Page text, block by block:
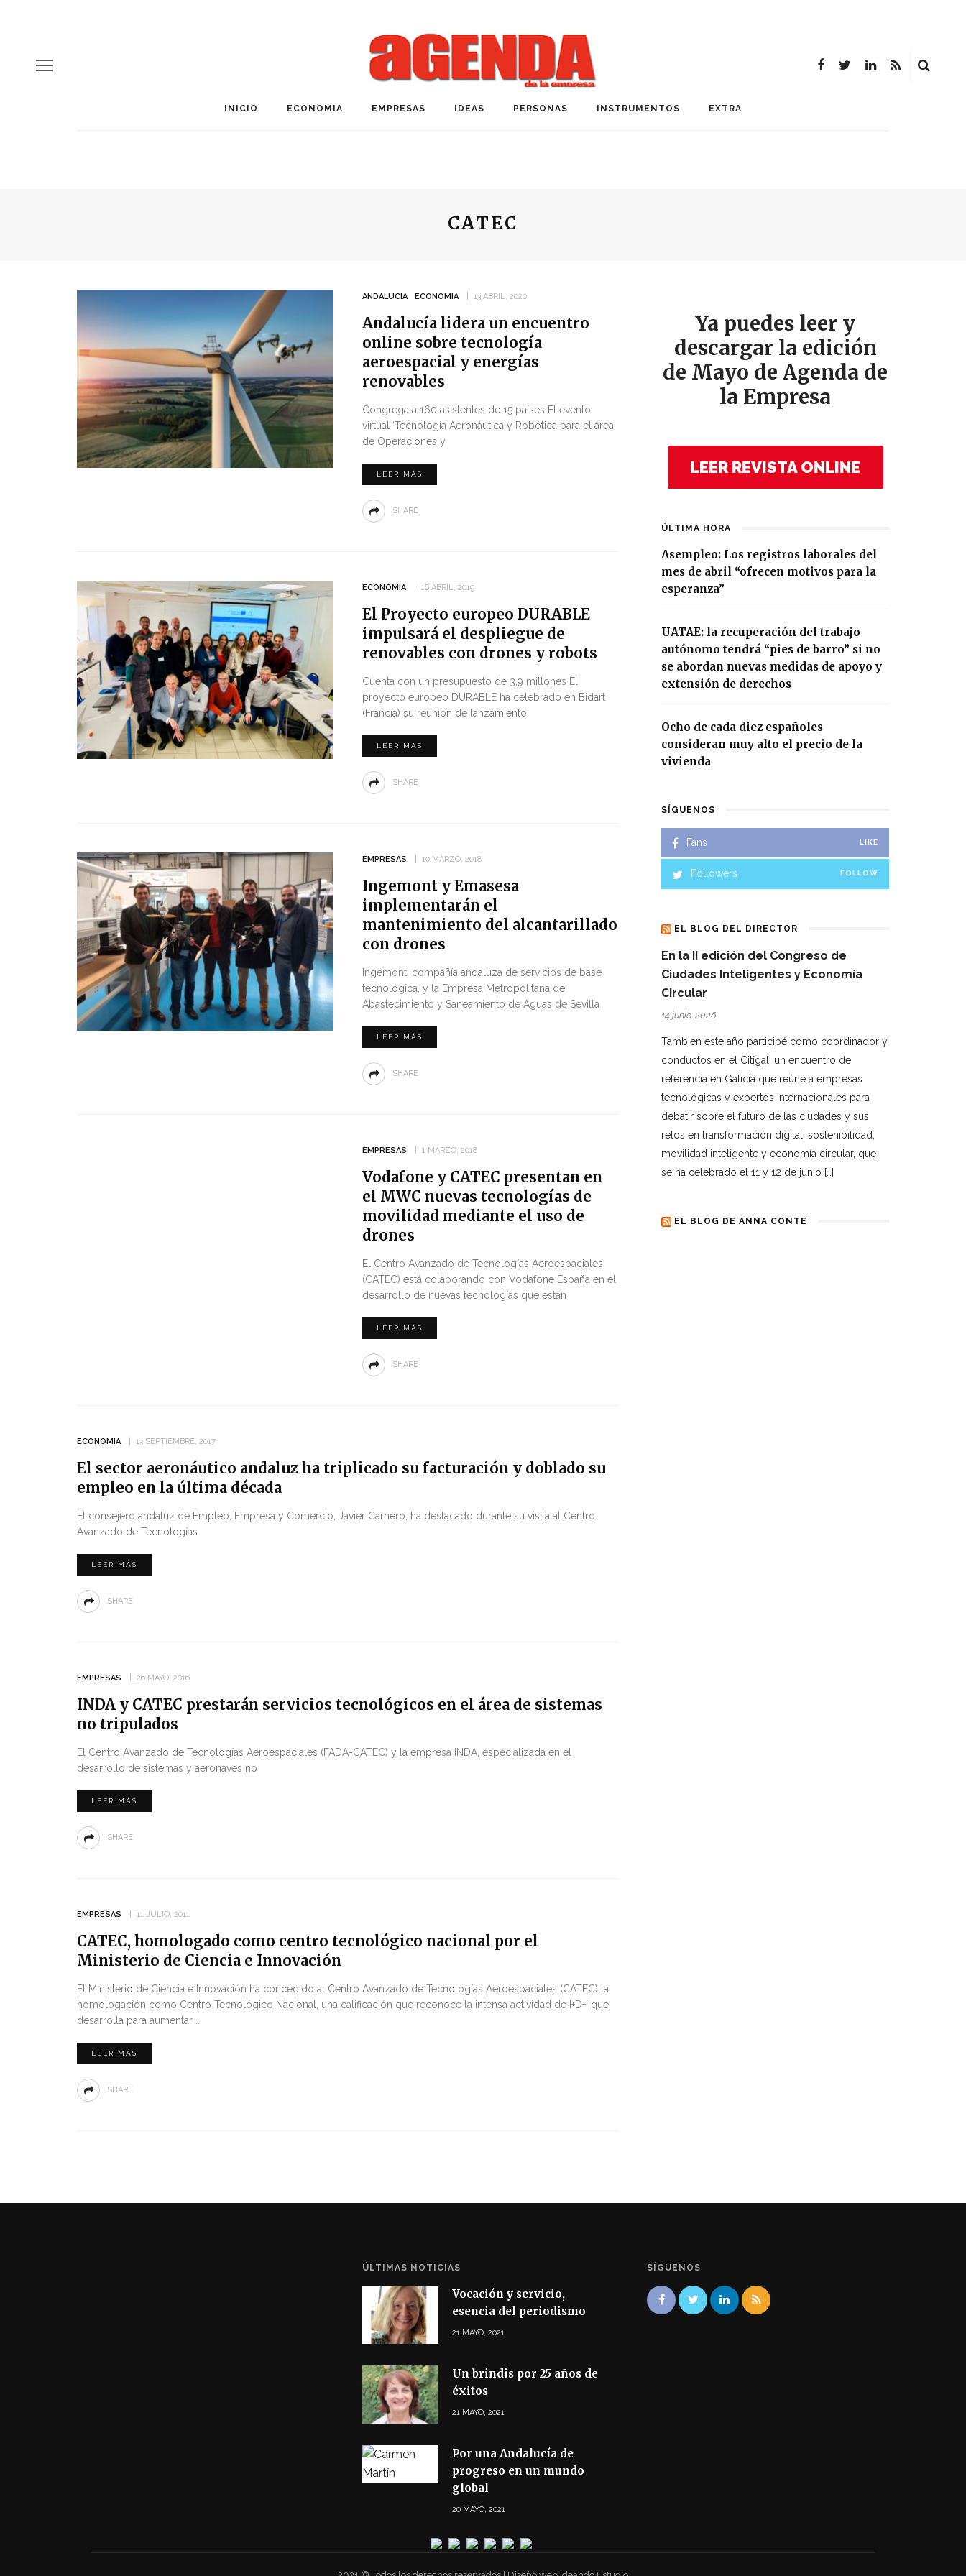
INICIO ECONOMIA EMPRESAS IDEAS PERSONAS INSTRUMENTOS EXTRA
CATEC
ANDALUCIA ECONOMIA 13 ABRIL, 2020
Andalucía lidera un encuentro
online sobre tecnología
aeroespacial y energías
renovables
Congrega a 160 asistentes de 15 países El evento
virtual ‘Tecnología Aeronáutica y Robótica para el área
de Operaciones y
LEER MÁS
SHARE
ECONOMIA 16 ABRIL, 2019
El Proyecto europeo DURABLE
impulsará el despliegue de
renovables con drones y robots
Cuenta con un presupuesto de 3,9 millones El
proyecto europeo DURABLE ha celebrado en Bidart
(Francia) su reunión de lanzamiento
LEER MÁS
SHARE
EMPRESAS 10 MARZO, 2018
Ingemont y Emasesa
implementarán el
mantenimiento del alcantarillado
con drones
Ingemont, compañía andaluza de servicios de base
tecnológica, y la Empresa Metropolitana de
Abastecimiento y Saneamiento de Aguas de Sevilla
LEER MÁS
SHARE
EMPRESAS 1 MARZO, 2018
Vodafone y CATEC presentan en
el MWC nuevas tecnologías de
movilidad mediante el uso de
drones
El Centro Avanzado de Tecnologías Aeroespaciales
(CATEC) está colaborando con Vodafone España en el
desarrollo de nuevas tecnologías que están
LEER MÁS
SHARE
ECONOMIA 13 SEPTIEMBRE, 2017
El sector aeronáutico andaluz ha triplicado su facturación y doblado su
empleo en la última década
El consejero andaluz de Empleo, Empresa y Comercio, Javier Carnero, ha destacado durante su visita al Centro
Avanzado de Tecnologías
LEER MÁS
SHARE
EMPRESAS 26 MAYO, 2016
INDA y CATEC prestarán servicios tecnológicos en el área de sistemas
no tripulados
El Centro Avanzado de Tecnologías Aeroespaciales (FADA-CATEC) y la empresa INDA, especializada en el
desarrollo de sistemas y aeronaves no
LEER MÁS
SHARE
EMPRESAS 11 JULIO, 2011
CATEC, homologado como centro tecnológico nacional por el
Ministerio de Ciencia e Innovación
El Ministerio de Ciencia e Innovación ha concedido al Centro Avanzado de Tecnologías Aeroespaciales (CATEC) la
homologación como Centro Tecnológico Nacional, una calificación que reconoce la intensa actividad de I+D+i que
desarrolla para aumentar ...
LEER MÁS
SHARE
Ya puedes leer y
descargar la edición
de Mayo de Agenda de
la Empresa
LEER REVISTA ONLINE
ÚLTIMA HORA
Asempleo: Los registros laborales del
mes de abril “ofrecen motivos para la
esperanza”
UATAE: la recuperación del trabajo
autónomo tendrá “pies de barro” si no
se abordan nuevas medidas de apoyo y
extensión de derechos
Ocho de cada diez españoles
consideran muy alto el precio de la
vivienda
SÍGUENOS
Fans LIKE
Followers FOLLOW
EL BLOG DEL DIRECTOR
En la II edición del Congreso de
Ciudades Inteligentes y Economía
Circular
14 junio, 2026
Tambien este año participé como coordinador y
conductos en el Citigal; un encuentro de
referencia en Galicia que reúne a empresas
tecnológicas y expertos internacionales para
debatir sobre el futuro de las ciudades y sus
retos en transformación digital, sostenibilidad,
movilidad inteligente y economía circular, que
se ha celebrado el 11 y 12 de junio […]
EL BLOG DE ANNA CONTE
ÚLTIMAS NOTICIAS
Vocación y servicio,
esencia del periodismo
21 MAYO, 2021
Un brindis por 25 años de
éxitos
21 MAYO, 2021
Por una Andalucía de
progreso en un mundo
global
20 MAYO, 2021
SÍGUENOS